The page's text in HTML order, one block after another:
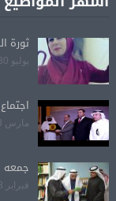
ثورة
يوليو 30, 2017
مارس 03, 2017
جمعه
فبراير 28, 2017